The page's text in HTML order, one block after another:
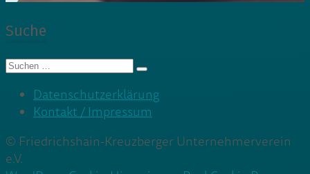
Suche
Suche
Datenschutzerklärung
Kontakt / Impressum
© Friedrichshain-Kreuzberger Unternehmerverein
e.V.